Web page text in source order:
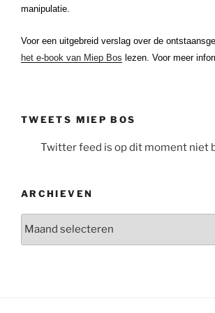
manipulatie.
Voor een uitgebreid verslag over de
het e-book van Miep Bos lezen. Voor meer
TWEETS MIEP BOS
Twitter feed is op dit moment niet
ARCHIEVEN